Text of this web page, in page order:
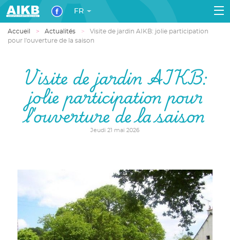
FR
Accueil Actualités
Visite de jardin AIKB: jolie participation
pour l'ouverture de la saison
Visite de jardin AIKB:
jolie participation pour
l'ouverture de la saison
Jeudi 21 mai 2026